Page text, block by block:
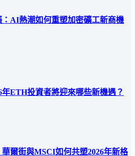
：AI熱潮如何重塑加密礦工新商機
ETH投資者將迎來哪些新機遇？
爾街與MSCI如何共塑2026年新格